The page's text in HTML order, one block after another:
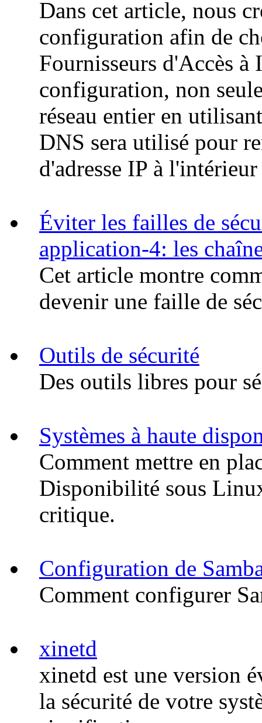
Dans cet article, nous
configuration afin de
Fournisseurs d'Accès à
configuration, non
réseau entier en
DNS sera utilisé pour
d'adresse IP à
Éviter les failles de
application-4: les
Cet article montre
devenir une faille de
Outils de sécurité
Des outils libres pour
Systèmes à haute
Comment mettre en
Disponibilité sous
critique.
Configuration de
Comment configurer
xinetd
xinetd est une version
la sécurité de votre